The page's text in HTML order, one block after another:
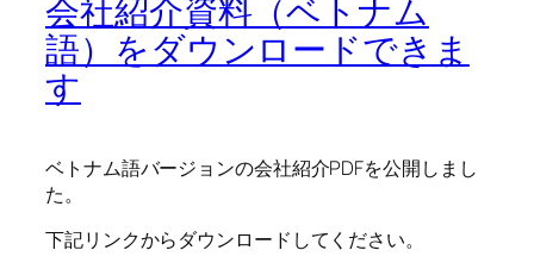
会社紹介資料（ベトナム
語）をダウンロードできま
す
ベトナム語バージョンの会社紹介PDFを公開しまし
た。
下記リンクからダウンロードしてください。